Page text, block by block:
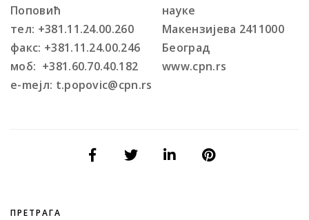
Поповић
тел: +381.11.24.00.260
факс: +381.11.24.00.246
моб: +381.60.70.40.182
e-mejл: t.popovic@cpn.rs
науке
Макензијева 2411000
Београд
www.cpn.rs
ПРЕТРАГА